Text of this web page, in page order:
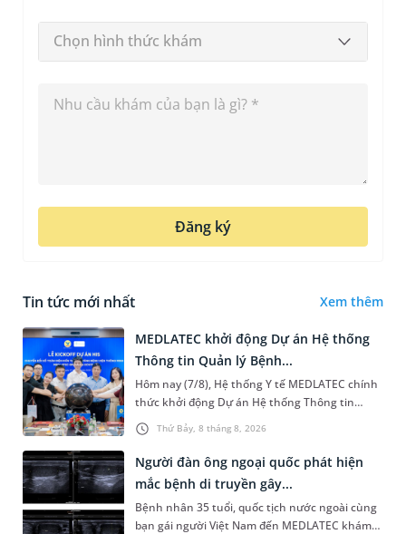
Chọn hình thức khám
Đăng ký
Tin tức mới nhất Xem thêm
Thứ Bảy, 8 tháng 8, 2026
MEDLATEC khởi động Dự án Hệ thống
Thông tin Quản lý Bệnh...
Hôm nay (7/8), Hệ thống Y tế MEDLATEC chính
thức khởi động Dự án Hệ thống Thông tin
Quản lý Bệnh viện (HIS - Hospital Information
System) giai đoạn mới. Dự á...
Người đàn ông ngoại quốc phát hiện
mắc bệnh di truyền gây...
Bệnh nhân 35 tuổi, quốc tịch nước ngoài cùng
bạn gái người Việt Nam đến MEDLATEC khám